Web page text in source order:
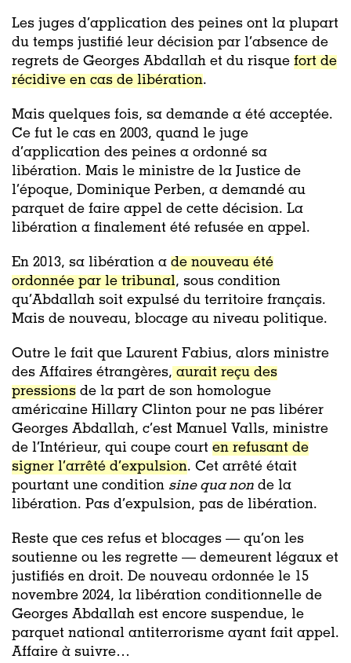
Les juges d’application des peines ont la plupart
du temps justifié leur décision par l’absence de
regrets de Georges Abdallah et du risque fort de
récidive en cas de libération.
Mais quelques fois, sa demande a été acceptée.
Ce fut le cas en 2003, quand le juge
d’application des peines a ordonné sa
libération. Mais le ministre de la Justice de
l’époque, Dominique Perben, a demandé au
parquet de faire appel de cette décision. La
libération a finalement été refusée en appel.
En 2013, sa libération a de nouveau été
ordonnée par le tribunal, sous condition
qu’Abdallah soit expulsé du territoire français.
Mais de nouveau, blocage au niveau politique.
Outre le fait que Laurent Fabius, alors ministre
des Affaires étrangères, aurait reçu des
pressions de la part de son homologue
américaine Hillary Clinton pour ne pas libérer
Georges Abdallah, c’est Manuel Valls, ministre
de l’Intérieur, qui coupe court en refusant de
signer l’arrêté d’expulsion. Cet arrêté était
pourtant une condition sine qua non de la
libération. Pas d’expulsion, pas de libération.
Reste que ces refus et blocages — qu’on les
soutienne ou les regrette — demeurent légaux et
justifiés en droit. De nouveau ordonnée le 15
novembre 2024, la libération conditionnelle de
Georges Abdallah est encore suspendue, le
parquet national antiterrorisme ayant fait appel.
Affaire à suivre…